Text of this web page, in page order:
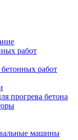
работ
работ
прогрева бетона
машины